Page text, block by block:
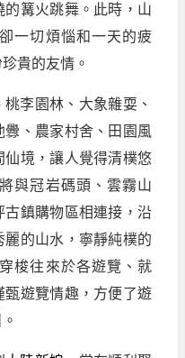
篝火跳舞。此時，山
一切煩惱和一天的疲
貴的友情。
李園林、大象雜耍、
釁、農家村舍、田園風
境，讓人覺得清樸悠
與冠岩碼頭、雲霧山
鎮購物區相連接，沿
的山水，寧靜純樸的
梭往來於各遊覽、就
遊覽情趣，方便了遊